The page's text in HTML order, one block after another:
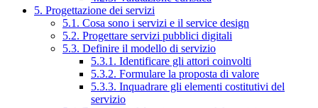
5. Progettazione dei servizi
5.1. Cosa sono i servizi e il service design
5.2. Progettare servizi pubblici digitali
5.3. Definire il modello di servizio
5.3.1. Identificare gli attori coinvolti
5.3.2. Formulare la proposta di valore
5.3.3. Inquadrare gli elementi costitutivi del
servizio